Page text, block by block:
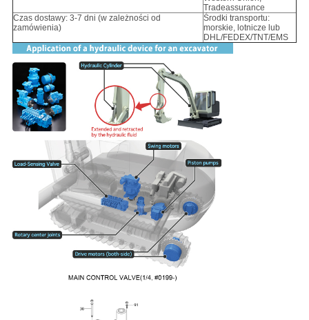
Tradeassurance
Czas dostawy: 3-7 dni (w zależności od
zamówienia)
Środki transportu:
morskie, lotnicze lub
DHL/FEDEX/TNT/EMS